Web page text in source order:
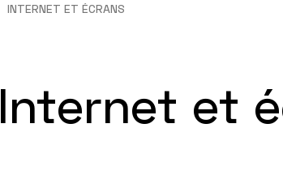
INTERNET ET ÉCRANS
Internet et